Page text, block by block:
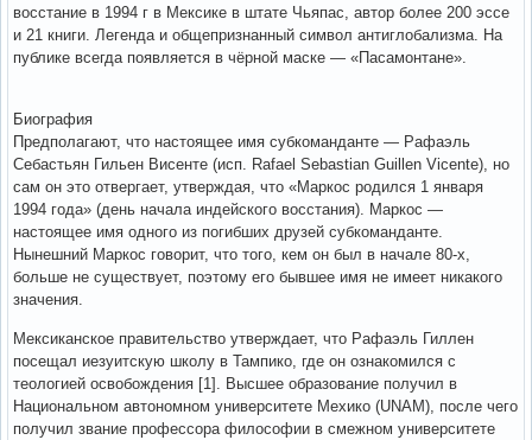
восстание в 1994 г в Мексике в штате Чьяпас, автор более 200 эссе
и 21 книги. Легенда и общепризнанный символ антиглобализма. На
публике всегда появляется в чёрной маске — «Пасамонтане».
Биография
Предполагают, что настоящее имя субкоманданте — Рафаэль
Себастьян Гильен Висенте (исп. Rafael Sebastian Guillen Vicente), но
сам он это отвергает, утверждая, что «Маркос родился 1 января
1994 года» (день начала индейского восстания). Маркос —
настоящее имя одного из погибших друзей субкоманданте.
Нынешний Маркос говорит, что того, кем он был в начале 80-х,
больше не существует, поэтому его бывшее имя не имеет никакого
значения.
Мексиканское правительство утверждает, что Рафаэль Гиллен
посещал иезуитскую школу в Тампико, где он ознакомился с
теологией освобождения [1]. Высшее образование получил в
Национальном автономном университете Мехико (UNAM), после чего
получил звание профессора философии в смежном университете